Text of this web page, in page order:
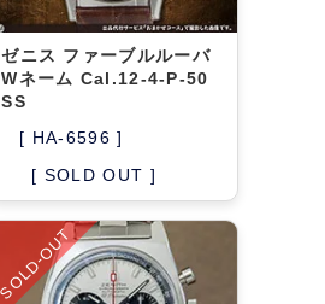
ゼニス ファーブルルーバ
Wネーム Cal.12-4-P-50
SS
[ HA-6596 ]
[ SOLD OUT ]
SOLD-OUT